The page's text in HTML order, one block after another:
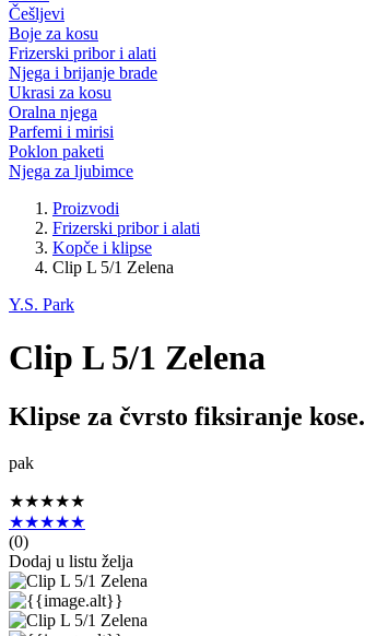
Češljevi
Boje za kosu
Frizerski pribor i alati
Njega i brijanje brade
Ukrasi za kosu
Oralna njega
Parfemi i mirisi
Poklon paketi
Njega za ljubimce
Proizvodi
Frizerski pribor i alati
Kopče i klipse
Clip L 5/1 Zelena
Y.S. Park
Clip L 5/1 Zelena
Klipse za čvrsto fiksiranje kose.
pak
★★★★★
★★★★★
(0)
Dodaj u listu želja